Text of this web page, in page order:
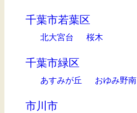
千葉市若葉区
北大宮台 桜木
千葉市緑区
あすみが丘 おゆみ野南
市川市